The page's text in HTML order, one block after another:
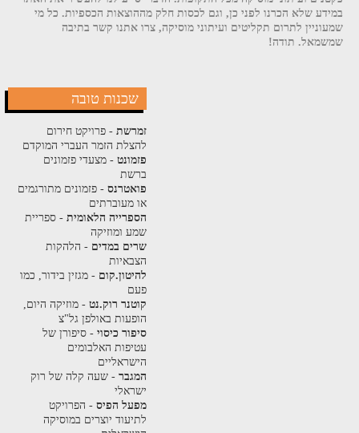
במידע שלא הכרנו לפני כן, וגם לכסות חלק מההוצאות הכספיות. כל מי
שמעוניין לתרום תקליטים ועיתוני מוסיקה, צרו אתנו קשר בתיבה
שמשמאל. תודה!
שכנות טובה
זמרשת- פרויקט חירום
להצלת הזמר העברי המוקדם
פזמונט- מצעדי פזמונים
ברשת
פואטרנס- פזמונים מתורגמים
או מעוברתים
הספרייה הלאומית- ספריית
שמע ומוזיקה
שרים במדים - הלהקות
הצבאיות
להיטון.קום - מגזין בידור, כמו
פעם
קוטנר רוק.נט- מוזיקה היום,
הופעות באולפן גל"צ
סיפור כיסוי- סיפורן של
עטיפות האלבומים
הישראליים
המגבר- שעה קלה של רוק
ישראלי
מפעל הפיס- הפרויקט
לתיעוד יוצרים במוסיקה